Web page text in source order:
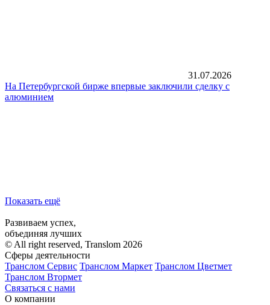
31.07.2026
На Петербургской бирже впервые заключили сделку с
алюминием
Показать ещё
Развиваем успех,
объединяя лучших
© All right reserved, Translom 2026
Сферы деятельности
Транслом Сервис Транслом Маркет Транслом Цветмет
Транслом Втормет
Связаться с нами
О компании